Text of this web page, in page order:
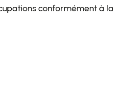
conformément à la